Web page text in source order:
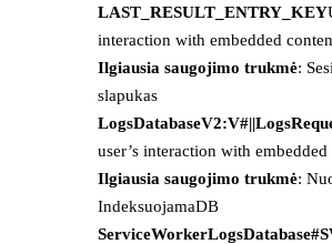
LAST_RESULT_ENTRY_KEY
interaction with embedded
Ilgiausia saugojimo trukmė:
slapukas
user’s interaction with embedded
Ilgiausia saugojimo trukmė:
IndeksuojamaDB